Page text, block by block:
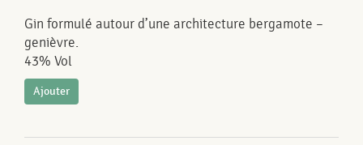
Gin formulé autour d’une architecture bergamote –
genièvre.
43% Vol
Ajouter